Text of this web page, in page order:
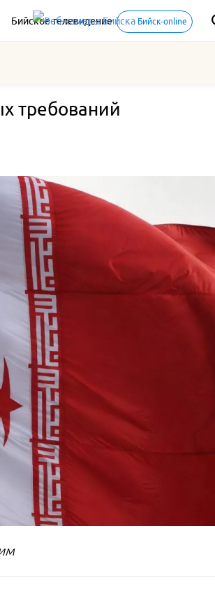
Бийское телевидение Бийск-online
требований